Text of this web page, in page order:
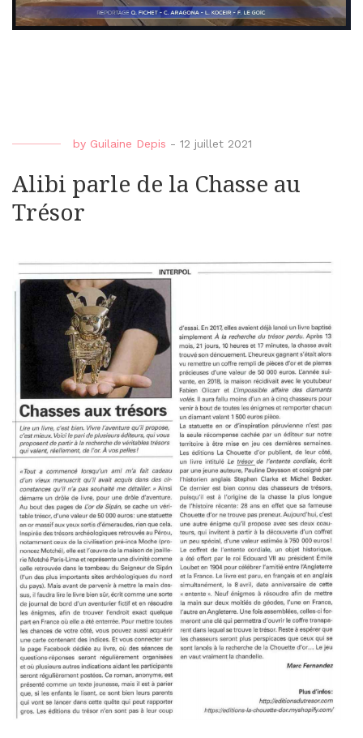
by Guilaine Depis - 12 juillet 2021
Alibi parle de la Chasse au
Trésor